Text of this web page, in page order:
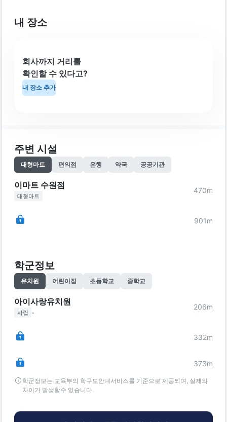
내 장소
회사까지 거리를
확인할 수 있다고?
내 장소 추가
주변 시설
대형마트 편의점 은행 약국 공공기관
이마트 수원점
대형마트
470m
901m
학군정보
유치원 어린이집 초등학교 중학교
아이사랑유치원
사립 -
206m
332m
373m
학군정보는 교육부의 학구도안내서비스를 기준으로 제공되며, 실제와
차이가 발생할수 있습니다.